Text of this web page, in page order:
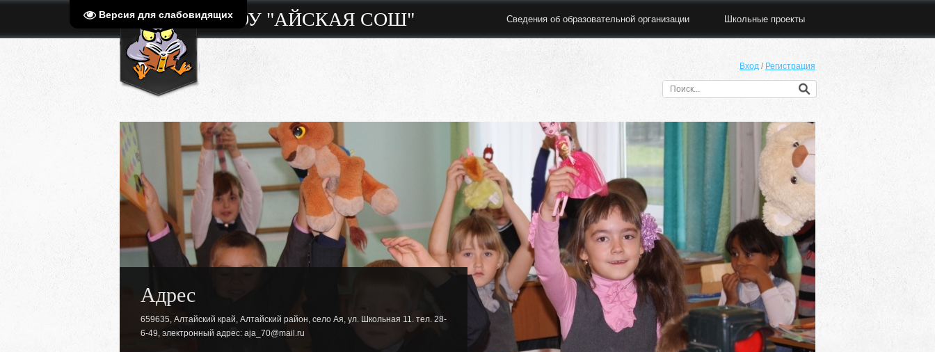
Версия для слабовидящихМБОУ "АЙСКАЯ СОШ" Сведения об образовательной организации Школьные проекты
Вход / Регистрация
Адрес
659635, Алтайский край, Алтайский район, село Ая, ул. Школьная 11. тел. 28-
6-49, электронный адрес: aja_70@mail.ru